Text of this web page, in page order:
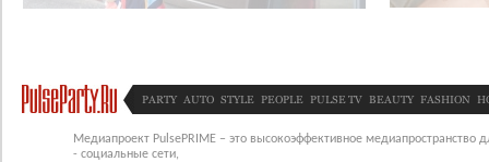
PARTY AUTO STYLE PEOPLE PULSE TV BEAUTY FASHION
Медиапроект PulsePRIME – это высокоэффективное медиапространство
- социальные сети,